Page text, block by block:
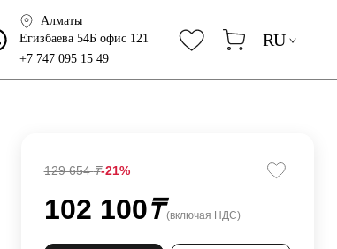
Алматы
Егизбаева 54Б офис 121
+7 747 095 15 49
RU
129 654₸-21%
102 100₸ (включая НДС)